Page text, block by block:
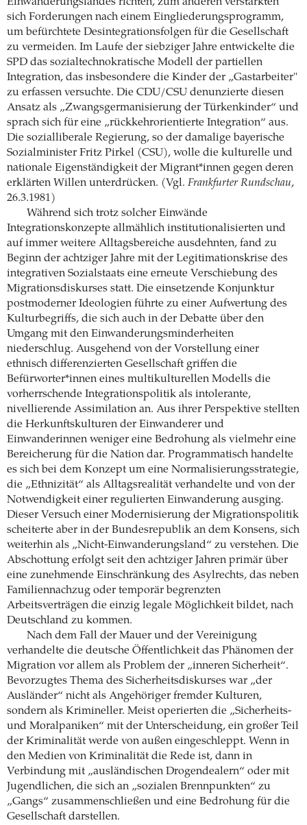
Einwanderungslandes richten, zum anderen verstärkten
sich Forderungen nach einem Eingliederungsprogramm,
um befürchtete Desintegrationsfolgen für die Gesellschaft
zu vermeiden. Im Laufe der siebziger Jahre entwickelte die
SPD das sozialtechnokratische Modell der partiellen
Integration, das insbesondere die Kinder der „Gastarbeiter"
zu erfassen versuchte. Die CDU/CSU denunzierte diesen
Ansatz als „Zwangsgermanisierung der Türkenkinder“ und
sprach sich für eine „rückkehrorientierte Integration“ aus.
Die sozialliberale Regierung, so der damalige bayerische
Sozialminister Fritz Pirkel (CSU), wolle die kulturelle und
nationale Eigenständigkeit der Migrant*innen gegen deren
erklärten Willen unterdrücken. (Vgl. Frankfurter Rundschau,
26.3.1981)
Während sich trotz solcher Einwände
Integrationskonzepte allmählich institutionalisierten und
auf immer weitere Alltagsbereiche ausdehnten, fand zu
Beginn der achtziger Jahre mit der Legitimationskrise des
integrativen Sozialstaats eine erneute Verschiebung des
Migrationsdiskurses statt. Die einsetzende Konjunktur
postmoderner Ideologien führte zu einer Aufwertung des
Kulturbegriffs, die sich auch in der Debatte über den
Umgang mit den Einwanderungsminderheiten
niederschlug. Ausgehend von der Vorstellung einer
ethnisch differenzierten Gesellschaft griffen die
Befürworter*innen eines multikulturellen Modells die
vorherrschende Integrationspolitik als intolerante,
nivellierende Assimilation an. Aus ihrer Perspektive stellten
die Herkunftskulturen der Einwanderer und
Einwanderinnen weniger eine Bedrohung als vielmehr eine
Bereicherung für die Nation dar. Programmatisch handelte
es sich bei dem Konzept um eine Normalisierungsstrategie,
die „Ethnizität“ als Alltagsrealität verhandelte und von der
Notwendigkeit einer regulierten Einwanderung ausging.
Dieser Versuch einer Modernisierung der Migrationspolitik
scheiterte aber in der Bundesrepublik an dem Konsens, sich
weiterhin als „Nicht-Einwanderungsland“ zu verstehen. Die
Abschottung erfolgt seit den achtziger Jahren primär über
eine zunehmende Einschränkung des Asylrechts, das neben
Familiennachzug oder temporär begrenzten
Arbeitsverträgen die einzig legale Möglichkeit bildet, nach
Deutschland zu kommen.
Nach dem Fall der Mauer und der Vereinigung
verhandelte die deutsche Öffentlichkeit das Phänomen der
Migration vor allem als Problem der „inneren Sicherheit“.
Bevorzugtes Thema des Sicherheitsdiskurses war „der
Ausländer“ nicht als Angehöriger fremder Kulturen,
sondern als Krimineller. Meist operierten die „Sicherheits-
und Moralpaniken“ mit der Unterscheidung, ein großer Teil
der Kriminalität werde von außen eingeschleppt. Wenn in
den Medien von Kriminalität die Rede ist, dann in
Verbindung mit „ausländischen Drogendealern“ oder mit
Jugendlichen, die sich an „sozialen Brennpunkten“ zu
„Gangs“ zusammenschließen und eine Bedrohung für die
Gesellschaft darstellen.